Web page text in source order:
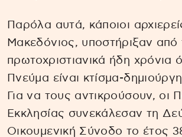
Παρόλα αυτά, κάποιοι
Μακεδόνιος, υποστήριξαν από
πρωτοχριστιανικά ήδη χρόνια
Πνεύμα είναι κτίσμα-
Για να τους αντικρούσουν, οι
Εκκλησίας συνεκάλεσαν τη
Οικουμενική Σύνοδο το έτος